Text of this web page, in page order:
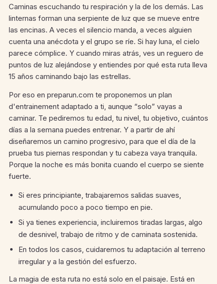
Caminas escuchando tu respiración y la de los demás. Las
linternas forman una serpiente de luz que se mueve entre
las encinas. A veces el silencio manda, a veces alguien
cuenta una anécdota y el grupo se ríe. Si hay luna, el cielo
parece cómplice. Y cuando miras atrás, ves un reguero de
puntos de luz alejándose y entiendes por qué esta ruta lleva
15 años caminando bajo las estrellas.
Por eso en preparun.com te proponemos un plan
d'entrainement adaptado a ti, aunque “solo” vayas a
caminar. Te pediremos tu edad, tu nivel, tu objetivo, cuántos
días a la semana puedes entrenar. Y a partir de ahí
diseñaremos un camino progresivo, para que el día de la
prueba tus piernas respondan y tu cabeza vaya tranquila.
Porque la noche es más bonita cuando el cuerpo se siente
fuerte.
Si eres principiante, trabajaremos salidas suaves,
acumulando poco a poco tiempo en pie.
Si ya tienes experiencia, incluiremos tiradas largas, algo
de desnivel, trabajo de ritmo y de caminata sostenida.
En todos los casos, cuidaremos tu adaptación al terreno
irregular y a la gestión del esfuerzo.
La magia de esta ruta no está solo en el paisaje. Está en